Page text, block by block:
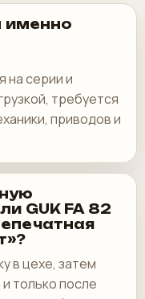
именно
на серии и
требуется
приводов и
GUK FA 82
в цехе, затем
только после